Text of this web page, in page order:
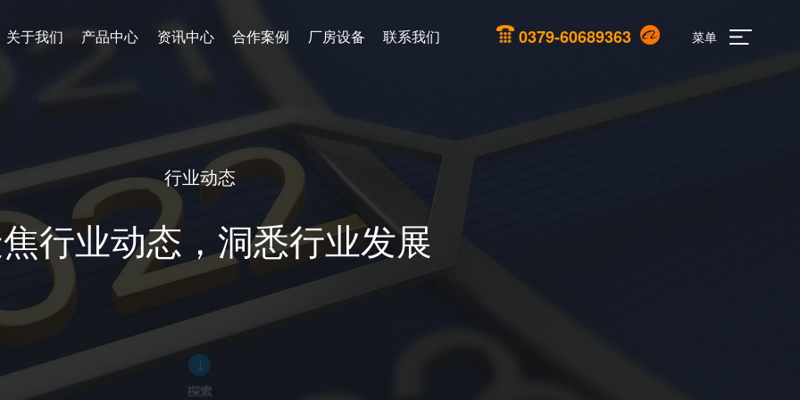
关于我们 产品中心 资讯中心 合作案例 厂房设备 联系我们 0379-60689363 菜单
行业动态
行业动态，洞悉行业发展